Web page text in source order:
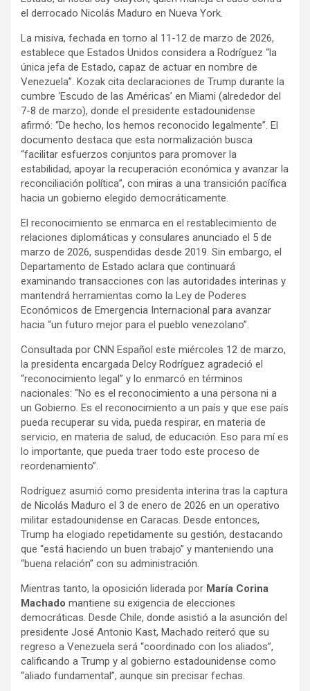
k
p
i
el derrocado Nicolás Maduro en Nueva York.
La misiva, fechada en torno al 11-12 de marzo de 2026,
establece que Estados Unidos considera a Rodríguez “la
única jefa de Estado, capaz de actuar en nombre de
Venezuela”. Kozak cita declaraciones de Trump durante la
cumbre ‘Escudo de las Américas’ en Miami (alrededor del
7-8 de marzo), donde el presidente estadounidense
afirmó: “De hecho, los hemos reconocido legalmente”. El
documento destaca que esta normalización busca
“facilitar esfuerzos conjuntos para promover la
estabilidad, apoyar la recuperación económica y avanzar la
reconciliación política”, con miras a una transición pacífica
hacia un gobierno elegido democráticamente.
El reconocimiento se enmarca en el restablecimiento de
relaciones diplomáticas y consulares anunciado el 5 de
marzo de 2026, suspendidas desde 2019. Sin embargo, el
Departamento de Estado aclara que continuará
examinando transacciones con las autoridades interinas y
mantendrá herramientas como la Ley de Poderes
Económicos de Emergencia Internacional para avanzar
hacia “un futuro mejor para el pueblo venezolano”.
Consultada por CNN Español este miércoles 12 de marzo,
la presidenta encargada Delcy Rodríguez agradeció el
“reconocimiento legal” y lo enmarcó en términos
nacionales: “No es el reconocimiento a una persona ni a
un Gobierno. Es el reconocimiento a un país y que ese país
pueda recuperar su vida, pueda respirar, en materia de
servicio, en materia de salud, de educación. Eso para mí es
lo importante, que pueda traer todo este proceso de
reordenamiento”.
Rodríguez asumió como presidenta interina tras la captura
de Nicolás Maduro el 3 de enero de 2026 en un operativo
militar estadounidense en Caracas. Desde entonces,
Trump ha elogiado repetidamente su gestión, destacando
que “está haciendo un buen trabajo” y manteniendo una
“buena relación” con su administración.
Mientras tanto, la oposición liderada por María Corina
Machado mantiene su exigencia de elecciones
democráticas. Desde Chile, donde asistió a la asunción del
presidente José Antonio Kast, Machado reiteró que su
regreso a Venezuela será “coordinado con los aliados”,
calificando a Trump y al gobierno estadounidense como
“aliado fundamental”, aunque sin precisar fechas.